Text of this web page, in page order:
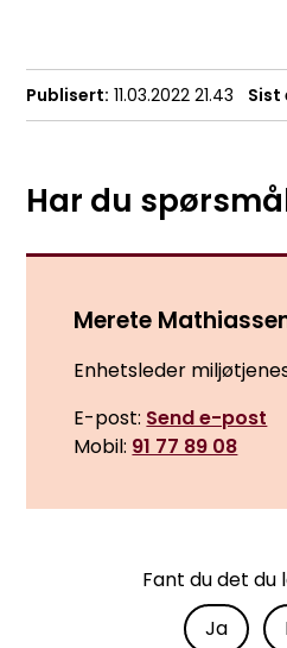
Publisert 11.03.2022 21.43 Sist
Har du
Merete
Enhetsleder
E-post Send e-post
Mobil 91 77 89 08
Fant du det
Ja